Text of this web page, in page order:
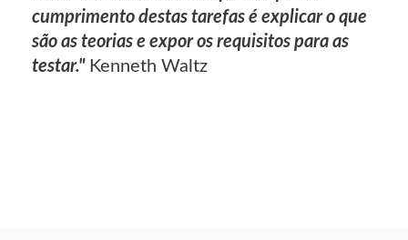
cumprimento destas tarefas é explicar o que
são as teorias e expor os requisitos para as
testar."Kenneth Waltz